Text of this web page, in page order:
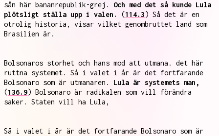
sån här bananrepublik-grej. Och med det så kunde Lula
plötsligt ställa upp i valen.
(114.3) Så det är en
otrolig historia, visar vilket genombruttet land som
Brasilien är.
Bolsonaros storhet och hans mod att utmana. det här
ruttna systemet. Så i valet i år är det fortfarande
Bolsonaro som är utmanaren. Lula är systemets man,
(136.9) Bolsonaro är radikalen som vill förändra
saker. Staten vill ha Lula,
Så i valet i år är det fortfarande Bolsonaro som är